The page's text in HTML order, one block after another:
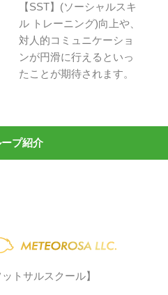
【SST】(ソーシャルスキ
ル トレーニング)向上や、
対人的コミュニケーショ
ンが円滑に行えるといっ
たことが期待されます。
プ紹介
トサルスクール】